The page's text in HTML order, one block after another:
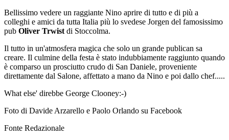
Bellissimo vedere un raggiante Nino aprire di tutto e di più a
colleghi e amici da tutta Italia più lo svedese Jorgen del famosissimo
pub Oliver Trwist di Stoccolma.
Il tutto in un'atmosfera magica che solo un grande publican sa
creare. Il culmine della festa è stato indubbiamente raggiunto quando
è comparso un prosciutto crudo di San Daniele, proveniente
direttamente dal Salone, affettato a mano da Nino e poi dallo chef.....
What else' direbbe George Clooney:-)
Foto di Davide Arzarello e Paolo Orlando su Facebook
Fonte Redazionale